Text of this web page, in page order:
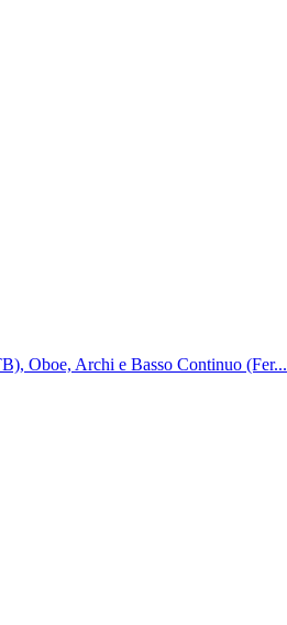
Oboe, Archi e Basso Continuo (Fer...